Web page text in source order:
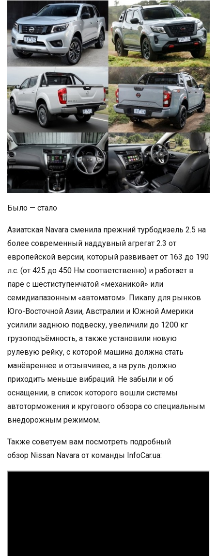
Было — стало
Азиатская Navara сменила прежний турбодизель 2.5 на
более современный наддувный агрегат 2.3 от
европейской версии, который развивает от 163 до 190
л.с. (от 425 до 450 Нм соответственно) и работает в
паре с шестиступенчатой «механикой» или
семидиапазонным «автоматом». Пикапу для рынков
Юго-Восточной Азии, Австралии и Южной Америки
усилили заднюю подвеску, увеличили до 1200 кг
грузоподъёмность, а также установили новую
рулевую рейку, с которой машина должна стать
манёвреннее и отзывчивее, а на руль должно
приходить меньше вибраций. Не забыли и об
оснащении, в список которого вошли системы
автоторможения и кругового обзора со специальным
внедорожным режимом.
Также советуем вам посмотреть подробный
обзор Nissan Navara от команды InfoCar.ua: